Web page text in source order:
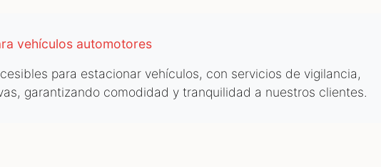
vehículos automotores
para estacionar vehículos, con servicios de vigilancia,
garantizando comodidad y tranquilidad a nuestros clientes.